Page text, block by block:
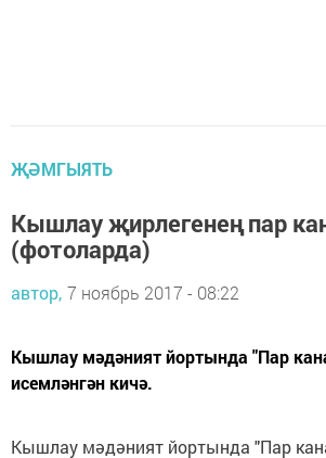
ҖӘМГЫЯТЬ
Кышлау җирлегенең пар
(фотоларда)
автор, 7 ноябрь 2017 - 08:22
Кышлау мәдәният йортында "Пар
исемләнгән кичә.
Кышлау мәдәният йортында "Пар